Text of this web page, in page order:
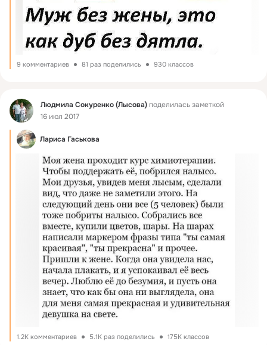
9 комментариев 81 раз поделились 930 классов
Фид Людмила Сокуренко (Лысова)поделилась заметкой
16 июл 2017
Лариса Гаськова
1.2K комментариев 5.1K раз поделились 175K классов